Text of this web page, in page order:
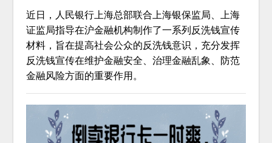
近日，人民银行上海总部联合上海银保监局、上海
证监局指导在沪金融机构制作了一系列反洗钱宣传
材料，旨在提高社会公众的反洗钱意识，充分发挥
反洗钱宣传在维护金融安全、治理金融乱象、防范
金融风险方面的重要作用。